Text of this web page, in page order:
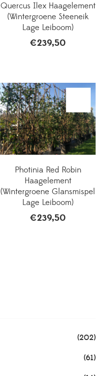
Quercus Ilex Haagelement
(Wintergroene Steeneik
Lage Leiboom)
€239,50
Photinia Red Robin
Haagelement
(Wintergroene Glansmispel
Lage Leiboom)
€239,50
(202)
(61)